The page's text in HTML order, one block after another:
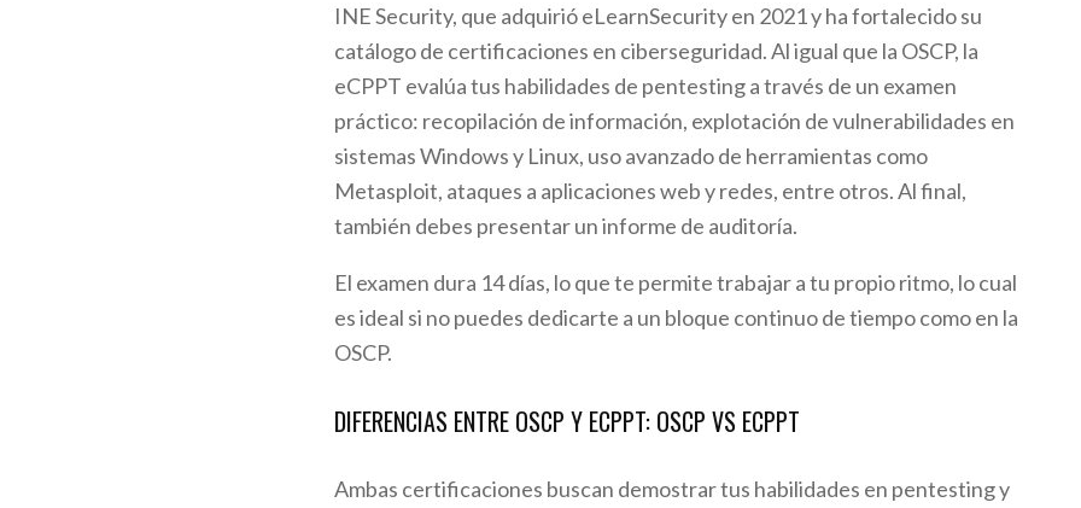
INE Security, que adquirió eLearnSecurity en 2021 y ha fortalecido su
catálogo de certificaciones en ciberseguridad. Al igual que la OSCP, la
eCPPT evalúa tus habilidades de pentesting a través de un examen
práctico: recopilación de información, explotación de vulnerabilidades en
sistemas Windows y Linux, uso avanzado de herramientas como
Metasploit, ataques a aplicaciones web y redes, entre otros. Al final,
también debes presentar un informe de auditoría.
El examen dura 14 días, lo que te permite trabajar a tu propio ritmo, lo cual
es ideal si no puedes dedicarte a un bloque continuo de tiempo como en la
OSCP.
DIFERENCIAS ENTRE OSCP Y ECPPT: OSCP VS ECPPT
Ambas certificaciones buscan demostrar tus habilidades en pentesting y